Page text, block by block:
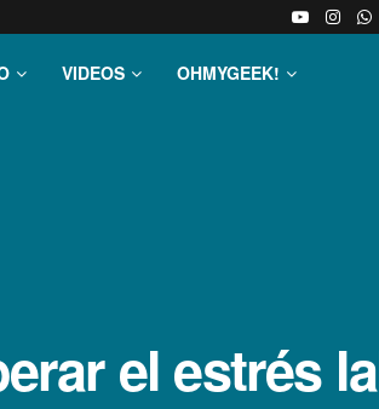
VIDEOS OHMYGEEK!
el estrés